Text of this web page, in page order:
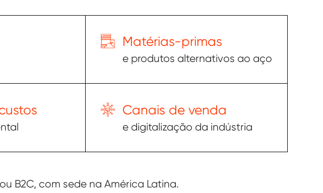
Matérias-primas
e produtos alternativos ao aço
Canais de venda
e digitalização da indústria
B2C, com sede na América Latina.